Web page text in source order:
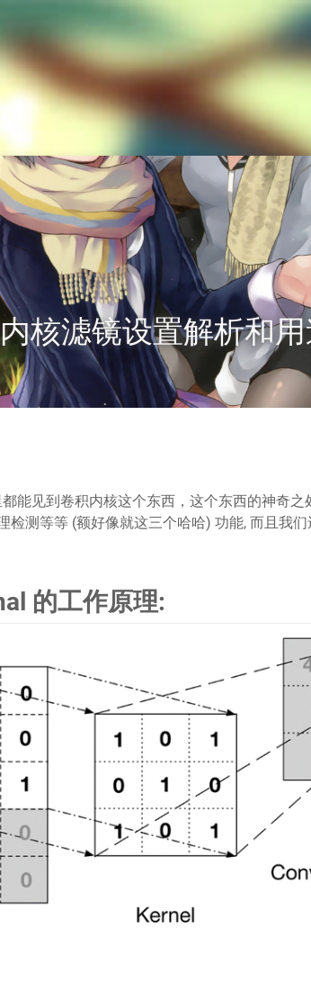
核滤镜设置解析和
都能见到卷积内核这个东西，这个东西的神奇
检测等等 (额好像就这三个哈哈) 功能, 而且我
的工作原理: